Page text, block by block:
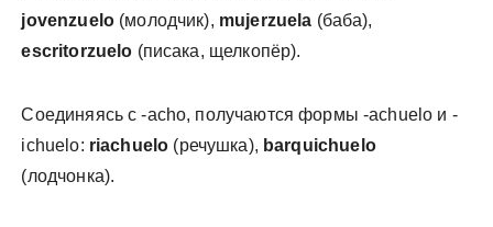
jovenzuelo(молодчик), mujerzuela (баба),
escritorzuelo (писака, щелкопёр).
Соединяясь с -acho, получаются формы -achuelo и -
ichuelo: riachuelo (речушка), barquichuelo
(лодчонка).